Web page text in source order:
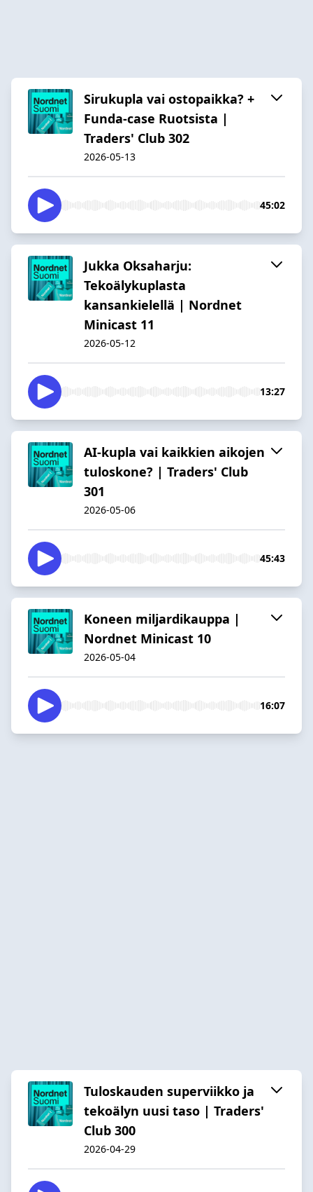
Sirukupla vai ostopaikka? +
Funda-case Ruotsista |
Traders' Club 302
2026-05-13
45:02
Jukka Oksaharju:
Tekoälykuplasta
kansankielellä | Nordnet
Minicast 11
2026-05-12
13:27
AI-kupla vai kaikkien aikojen
tuloskone? | Traders' Club
301
2026-05-06
45:43
Koneen miljardikauppa |
Nordnet Minicast 10
2026-05-04
16:07
Tuloskauden superviikko ja
tekoälyn uusi taso | Traders'
Club 300
2026-04-29